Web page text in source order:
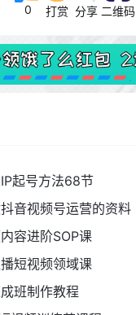
0 打赏 分享 二维码
起号方法68节
音视频号运营的资料
容进阶SOP课
短视频领域课
班制作教程